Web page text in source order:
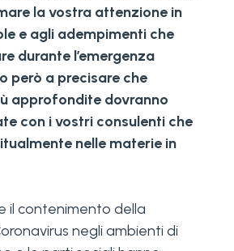
la vostra attenzione in
e agli adempimenti che
durante l’emergenza
però a precisare che
approfondite dovranno
con i vostri consulenti che
nelle materie in
il contenimento della
negli ambienti di